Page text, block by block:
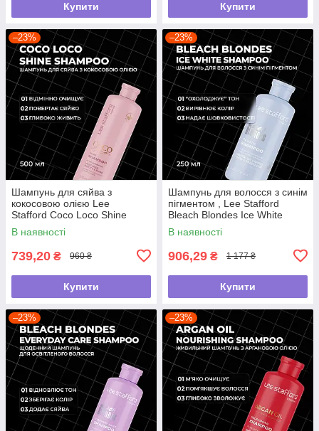
Купити Купити
–23%
Шампунь для сяйва з
кокосовою олією Lee
Stafford Coco Loco Shine
Shampoo, 500 мл
В наявності
739,20 ₴ 960 ₴
Купити
–23%
Шампунь для волосся з синім
пігментом , Lee Stafford
Bleach Blondes Ice White
Toning Shampoo ,250мл
В наявності
906,29 ₴ 1 177 ₴
Купити
–23% –23%